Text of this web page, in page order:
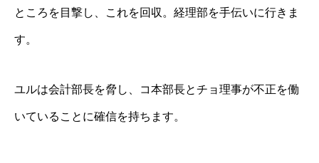
ところを目撃し、これを回収。経理部を手伝いに行きま
す。
ユルは会計部長を脅し、コ本部長とチョ理事が不正を働
いていることに確信を持ちます。